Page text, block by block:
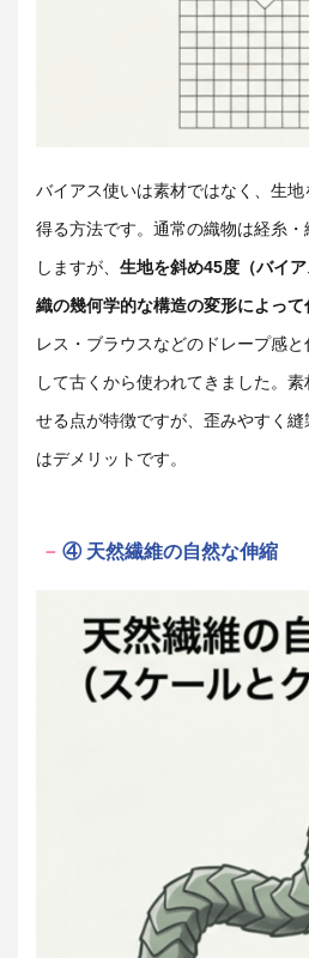
バイアス使いは素材ではなく、生
得る方法です。通常の織物は経糸
しますが、 生地を斜め45度（バイ
織の幾何学的な構造の変形によっ
レス・ブラウスなどのドレープ感
して古くから使われてきました。
せる点が特徴ですが、歪みやすく
はデメリットです。
④ 天然繊維の自然な伸縮